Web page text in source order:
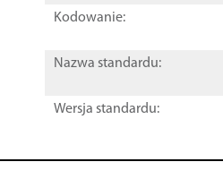
Kodowanie:
Nazwa standardu:
Wersja standardu: